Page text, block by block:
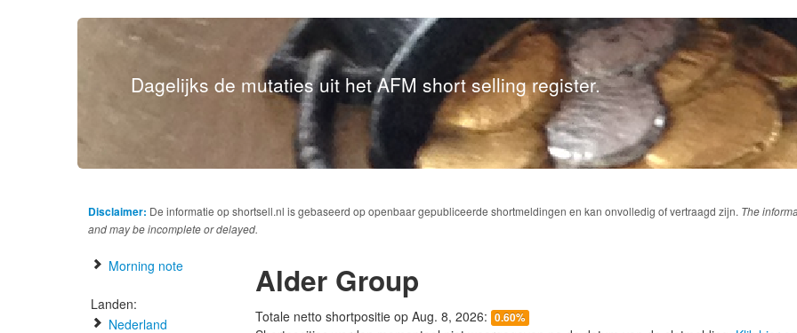
Dagelijks de mutaties uit het AFM short selling register.
Disclaimer: De informatie op shortsell.nl is gebaseerd op openbaar gepubliceerde shortmeldingen en kan onvolledig of vertraagd zijn. The
and may be incomplete or delayed.
Morning note
Landen:
Nederland
Alder Group
Totale netto shortpositie op Aug. 8, 2026: 0.60%